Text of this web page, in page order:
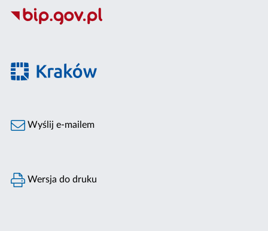
Wyślij e-mailem
Wersja do druku